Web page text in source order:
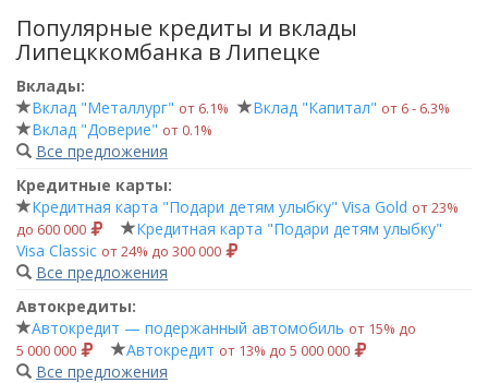
Популярные кредиты и вклады
Липецккомбанка в Липецке
Вклады:
Вклад "Металлург" от 6.1% Вклад "Капитал" от 6 ‑ 6.3%
Вклад "Доверие" от 0.1%
Все предложения
Кредитные карты:
Кредитная карта "Подари детям улыбку" Visa Gold от 23%
до 600 000
Кредитная карта "Подари детям улыбку"
Visa Classic от 24% до 300 000
Все предложения
Автокредиты:
Автокредит — подержанный автомобиль от 15% до
5 000 000
Автокредит от 13% до 5 000 000
Все предложения